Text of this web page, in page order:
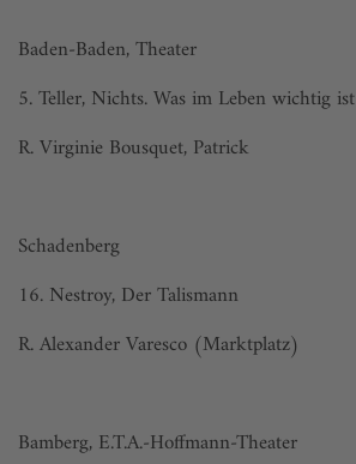
Baden-Baden, Theater
5. Teller, Nichts. Was im Leben wichtig ist
R. Virginie Bousquet, Patrick
Schadenberg
16. Nestroy, Der Talismann
R. Alexander Varesco (Marktplatz)
Bamberg, E.T.A.-Hoffmann-Theater